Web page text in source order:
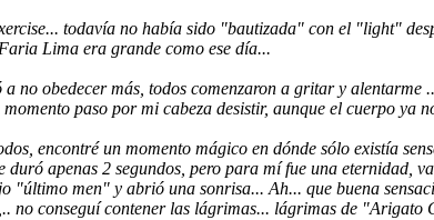
todavía no había sido "bautizada" con el "light"
Lima era grande como ese día...
no obedecer más, todos comenzaron a gritar y alentarme
paso por mi cabeza desistir, aunque el cuerpo ya
encontré un momento mágico en dónde sólo existía
duró apenas 2 segundos, pero para mí fue una eternidad,
"último men" y abrió una sonrisa... Ah... que buena
no conseguí contener las lágrimas... lágrimas de